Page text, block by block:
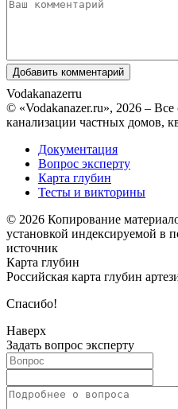
Vodakanazerru
© «Vodakanazer.ru», 2026 –
канализации частных домов,
Документация
Вопрос эксперту
Карта глубин
Тесты и викторины
© 2026 Копирование
установкой индексируемой в
источник
Карта глубин
Российская карта глубин
Спасибо!
Наверх
Задать вопрос эксперту